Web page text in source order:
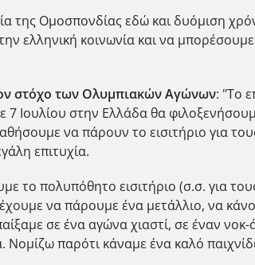
της Ομοσπονδίας εδώ και δυόμιση
κοινωνία και να μπορέσουμε
στόχο των Ολυμπιακών Αγώνων: "Το
7 Ιουλίου στην Ελλάδα θα
να πάρουν το εισιτήριο για
επιτυχία.
το πολυπόθητο εισιτήριο (σ.σ. για
να πάρουμε ένα μετάλλιο, να
σε ένα αγώνα χιαστί, σε έναν
παρότι κάναμε ένα καλό